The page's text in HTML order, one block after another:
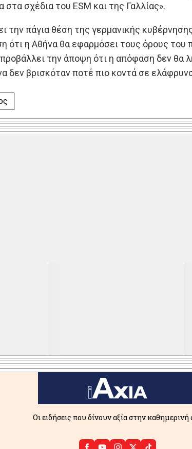
στα σχέδια του ESM και της Γαλλίας».
την πάγια θέση της γερμανικής
ότι η Αθήνα θα εφαρμόσει τους όρους του
την άποψη ότι η απόφαση δεν θα
δεν βρισκόταν ποτέ πιο κοντά σε
Οι ειδήσεις που δίνουν αξία στην καθημερινή